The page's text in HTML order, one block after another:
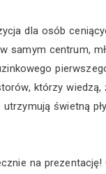
dla osób
samym centrum,
którzy wiedzą,
świetną
na prezentację!